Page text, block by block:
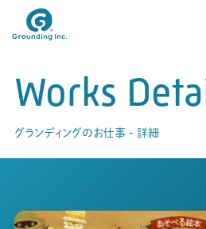
Works
グランディングのお仕事 - 詳細